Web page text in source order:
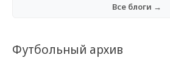
Все блоги →
Футбольный архив